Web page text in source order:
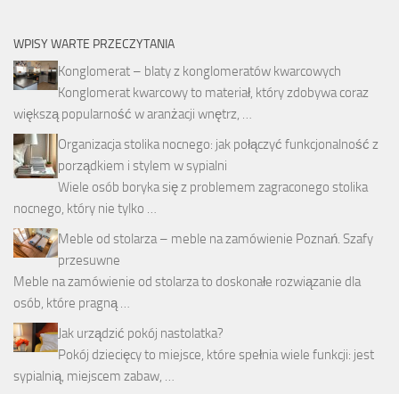
WPISY WARTE PRZECZYTANIA
Konglomerat – blaty z konglomeratów kwarcowych
Konglomerat kwarcowy to materiał, który zdobywa coraz
większą popularność w aranżacji wnętrz, …
Organizacja stolika nocnego: jak połączyć funkcjonalność z
porządkiem i stylem w sypialni
Wiele osób boryka się z problemem zagraconego stolika
nocnego, który nie tylko …
Meble od stolarza – meble na zamówienie Poznań. Szafy
przesuwne
Meble na zamówienie od stolarza to doskonałe rozwiązanie dla
osób, które pragną …
Jak urządzić pokój nastolatka?
Pokój dziecięcy to miejsce, które spełnia wiele funkcji: jest
sypialnią, miejscem zabaw, …